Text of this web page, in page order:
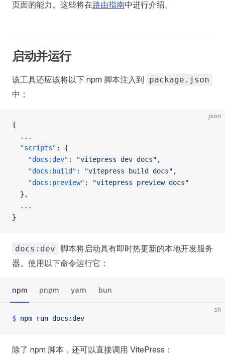
页面的能力。这些将在路由指南中进行介绍。
启动并运行
该工具还应该将以下 npm 脚本注入到 package.json
中：
json
{
  ...
  "scripts"
: {
    "docs:dev"
: "vitepress dev docs" ,
    "docs:build"
: "vitepress build docs" ,
    "docs:preview"
:
"vitepress preview docs"
  },
  ...
}
docs:dev
脚本将启动具有即时热更新的本地开发服务
器。使用以下命令运行它：
npm pnpm yarn bun
sh
$ npm run docs:dev
除了 npm 脚本，还可以直接调用 VitePress：